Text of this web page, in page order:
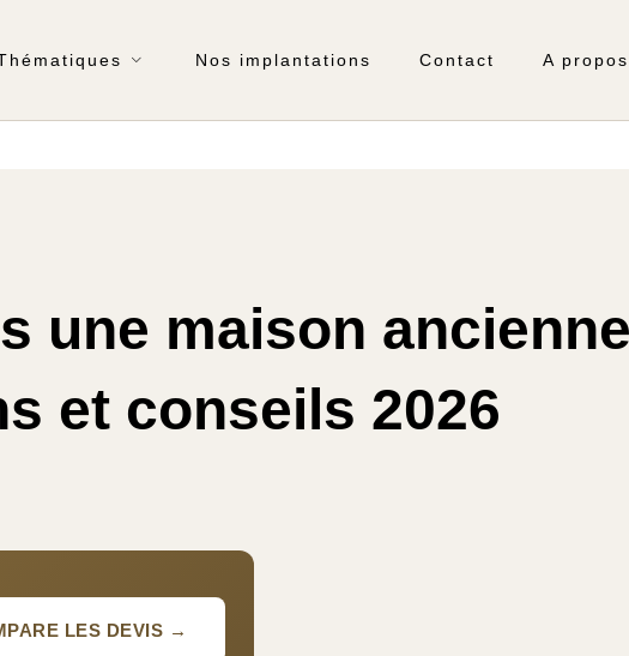
Nos implantations Contact A propos
une maison
et conseils 2026
LES DEVIS →